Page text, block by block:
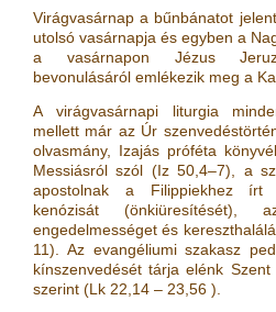
Virágvasárnap a bűnbánatot
utolsó vasárnapja és egyben a
a vasárnapon Jézus
bevonulásáról emlékezik meg a
A virágvasárnapi liturgia
mellett már az Úr
olvasmány, Izajás próféta
Messiásról szól (Iz 50,4–7), a
apostolnak a Filippiekhez írt
kenózisát (önkiüresítését),
engedelmességet és
11). Az evangéliumi szakasz
kínszenvedését tárja elénk Szent
szerint (Lk 22,14 – 23,56 ).